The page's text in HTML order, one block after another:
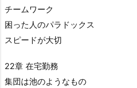
チームワーク
困った人のパラドックス
スピードが大切
22章 在宅勤務
集団は池のようなもの